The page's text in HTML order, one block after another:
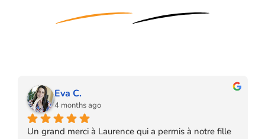
Eva C.
4 months ago
Un grand merci à Laurence qui a permis à notre fille